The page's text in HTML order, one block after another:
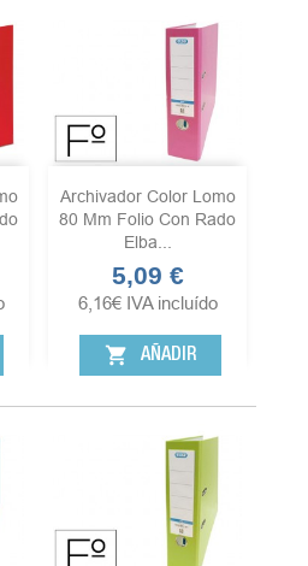
Archivador Color Lomo
80 Mm Folio Con Rado
Elba...
Precio
5,09 €
6,16€ IVA incluído
shopping_cart AÑADIR